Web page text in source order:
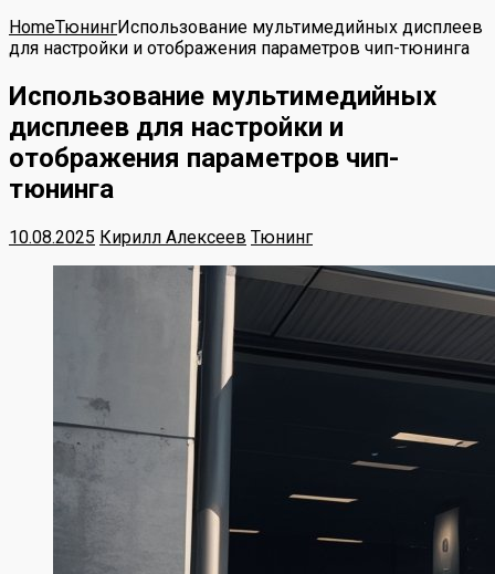
HomeТюнингИспользование мультимедийных дисплеев
для настройки и отображения параметров чип-тюнинга
Использование мультимедийных
дисплеев для настройки и
отображения параметров чип-
тюнинга
10.08.2025 Кирилл Алексеев Тюнинг